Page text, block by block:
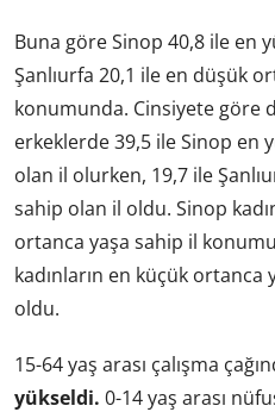
Buna göre Sinop 40,8 ile en
Şanlıurfa 20,1 ile en düşük
konumunda. Cinsiyete göre
erkeklerde 39,5 ile Sinop en
olan il olurken, 19,7 ile
sahip olan il oldu. Sinop
ortanca yaşa sahip il
kadınların en küçük
oldu.
15-64 yaş arası çalışma
yükseldi. 0-14 yaş arası